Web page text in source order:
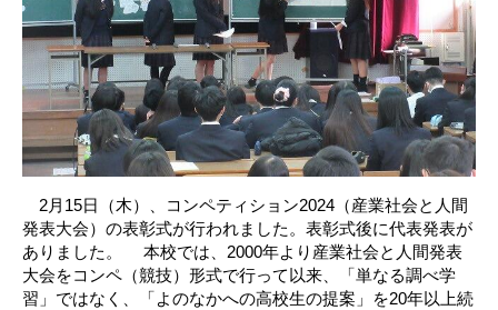
2月15日（木）、コンペティション2024（産業社会と人間
発表大会）の表彰式が行われました。表彰式後に代表発表が
ありました。 本校では、2000年より産業社会と人間発表
大会をコンペ（競技）形式で行って以来、「単なる調べ学
習」ではなく、「よのなかへの高校生の提案」を20年以上続